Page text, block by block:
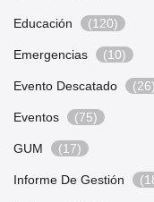
Educación (120)
Emergencias (10)
Evento Descatado (26)
Eventos (75)
GUM (17)
Informe De Gestión